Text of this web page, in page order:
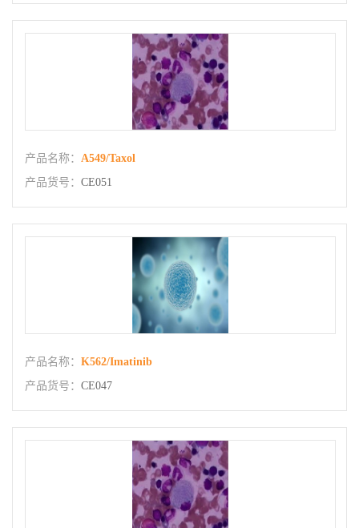
产品名称： A549/Taxol
产品货号： CE051
产品名称： K562/Imatinib
产品货号： CE047